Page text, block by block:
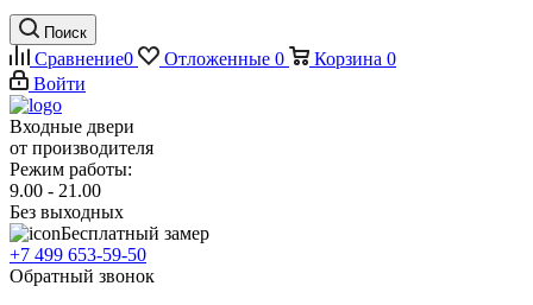
Поиск
Сравнение0 Отложенные 0 Корзина 0
Войти
Входные двери
от производителя
Режим работы:
9.00 - 21.00
Без выходных
Бесплатный замер
+7 499 653-59-50
Обратный звонок